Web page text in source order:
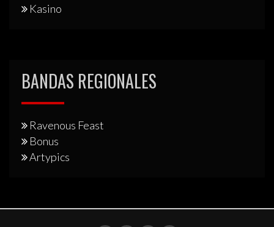
Kasino
BANDAS REGIONALES
Ravenous Feast
Bonus
Artypics